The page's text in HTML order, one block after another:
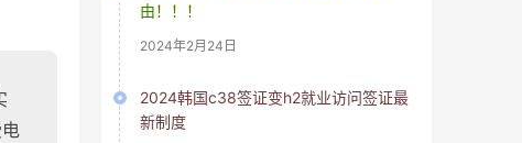
由！！！
2024年2月24日
2024韩国c38签证变h2就业访问签证最
新制度